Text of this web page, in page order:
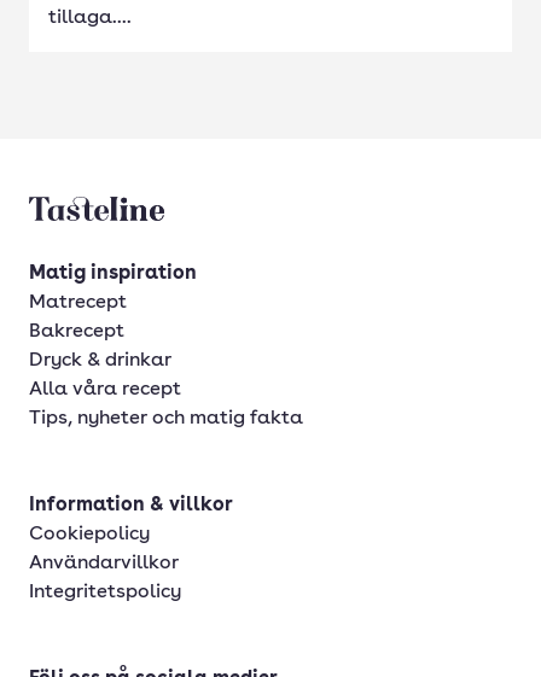
tillaga....
Tasteline startsida
Matig inspiration
Matrecept
Bakrecept
Dryck & drinkar
Alla våra recept
Tips, nyheter och matig fakta
Information & villkor
Cookiepolicy
Användarvillkor
Integritetspolicy